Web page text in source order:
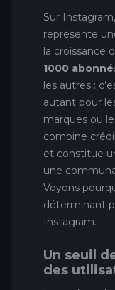
Sur
représente
la croissance
1000
les autres :
autant pour
marques ou
combine
et constitue
une
Voyons
déterminant
Instagram.
Un seuil
des